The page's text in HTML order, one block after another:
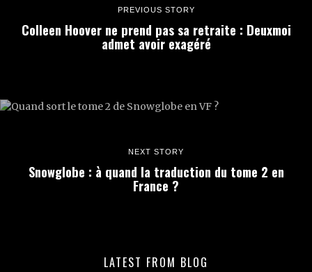
PREVIOUS STORY
Colleen Hoover ne prend pas sa retraite : Deuxmoi
admet avoir exagéré
NEXT STORY
Snowglobe : à quand la traduction du tome 2 en
France ?
LATEST FROM BLOG